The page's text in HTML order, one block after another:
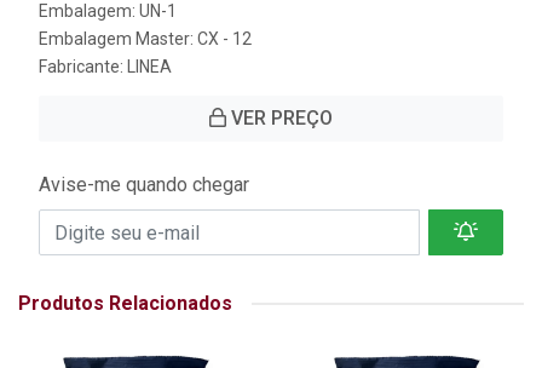
Embalagem: UN-1
Embalagem Master: CX - 12
Fabricante:
LINEA
VER PREÇO
Avise-me quando chegar
Produtos Relacionados